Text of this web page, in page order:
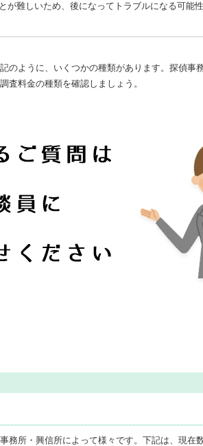
が難しいため、後になってトラブルになる可能
のように、いくつかの種類があります。探偵事
査料金の種類を確認しましょう。
務所・興信所によって様々です。下記は、現在